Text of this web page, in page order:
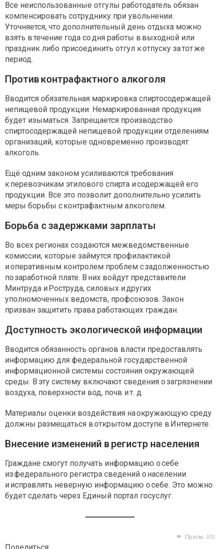
Все неиспользованные отгулы работодатель обязан
компенсировать сотруднику при увольнении.
Уточняется, что дополнительный день отдыха можно
взять в течение года со дня работы в выходной или
праздник либо присоединить отгул к отпуску за тот же
период.
Против контрафактного алкоголя
Вводится обязательная маркировка спиртосодержащей
непищевой продукции. Немаркированная продукция
будет изыматься. Запрещается производство
спиртосодержащей непищевой продукции отделениям
организаций, которые одновременно производят
алкоголь.
Ещё одним законом усиливаются требования
к перевозчикам этилового спирта и содержащей его
продукции. Все это позволит дополнительно усилить
меры борьбы с контрафактным алкоголем.
Борьба с задержками зарплаты
Во всех регионах создаются межведомственные
комиссии, которые займутся профилактикой
и оперативным контролем проблем с задолженностью
по заработной плате. В них войдут представители
Минтруда и Роструда, силовых и других
уполномоченных ведомств, профсоюзов. Закон
призван защитить права работающих граждан.
Доступность экологической информации
Вводится обязанность органов власти предоставлять
информацию для федеральной государственной
информационной системы состояния окружающей
среды. В эту систему включают сведения о загрязнении
воздуха, поверхности вод, почв и т. д.
Материалы оценки воздействия на окружающую среду
должны размещаться в открытом доступе в Интернете.
Внесение изменений в регистр населения
Граждане смогут получать информацию о себе
из федерального регистра сведений о населении
и исправлять неверную информацию о себе. Это можно
будет сделать через Единый портал госуслуг.
Просм.: 101